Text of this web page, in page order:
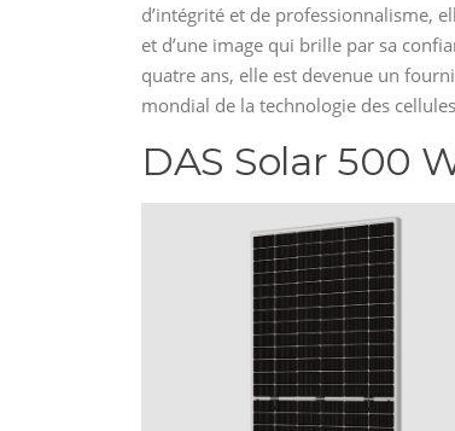
d’intégrité et de professionnalisme,
et d’une image qui brille par sa
quatre ans, elle est devenue un
mondial de la technologie des
DAS Solar 500